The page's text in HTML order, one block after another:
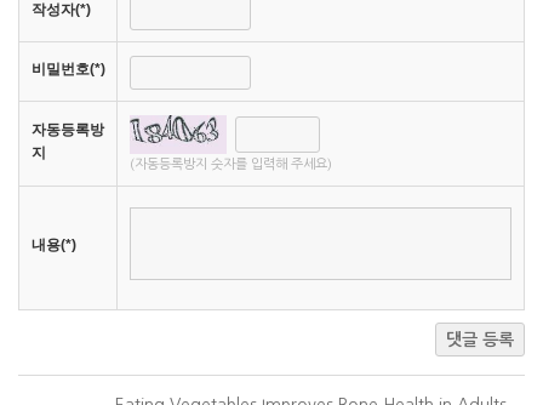
작성자(*)
비밀번호(*)
자동등록방
지
(자동등록방지 숫자를 입력해 주세요)
내용(*)
댓글 등록